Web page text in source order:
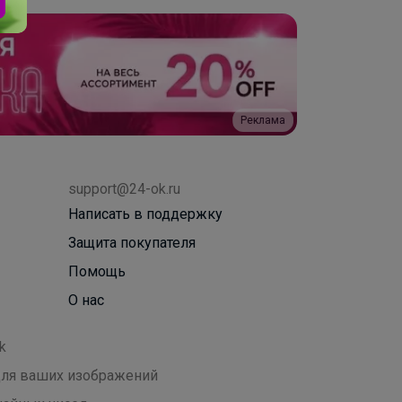
Реклама
support@24-ok.ru
Написать в поддержку
Защита покупателя
Помощь
О нас
ваших изображений